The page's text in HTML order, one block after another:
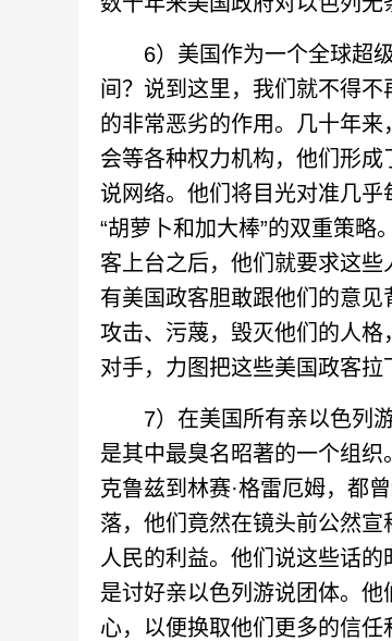
6）美国作为一个全球超级
间？说到这里，我们就不得
的非常恶劣的作用。几十年
会等各种权力机构，他们形
说网络。他们将目光对准几
“胡萝卜和加大棒”的双重策
客上台之后，他们就要求这
有美国政客胆敢跟他们的意
攻击、污蔑，毁灭他们的人
对手，力图把这些美国政客拉
7）在美国所有亲以色列游
是其中最臭名昭著的一个组
克鲁兹到林赛·格雷厄姆，都
落，他们竟然在镜头前公然
人民的利益。他们说这些话
是讨好亲以色列游说团体。
心，以便换取他们更多的信任